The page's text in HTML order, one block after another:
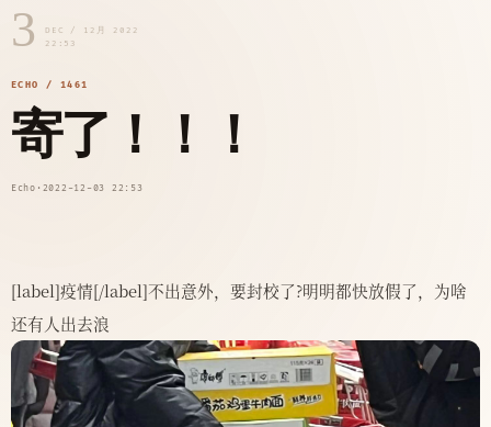
3
DEC / 12月 2022
22:53
ECHO / 1461
寄了！！！
Echo · 2022-12-03 22:53
[label]疫情[/label]不出意外，要封校了?明明都快放假了，为啥
还有人出去浪